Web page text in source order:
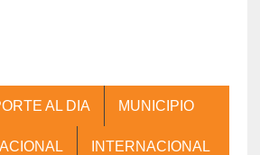
AL DIA MUNICIPIO
INTERNACIONAL